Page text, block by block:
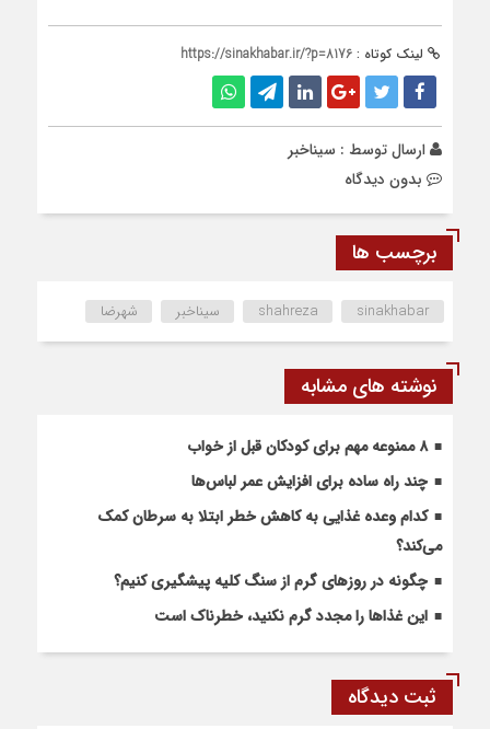
لینک کوتاه : https://sinakhabar.ir/?p=8176
ارسال توسط : سیناخبر
بدون دیدگاه
برچسب ها
shahreza sinakhabar سیناخبر شهرضا
نوشته های مشابه
۸ ممنوعه مهم برای کودکان قبل از خواب
چند راه ساده برای افزایش عمر لباس‌ها
کدام وعده غذایی به کاهش خطر ابتلا به سرطان کمک
می‌کند؟
چگونه در روزهای گرم از سنگ کلیه پیشگیری کنیم؟
این غذاها را مجدد گرم نکنید، خطرناک است
ثبت دیدگاه